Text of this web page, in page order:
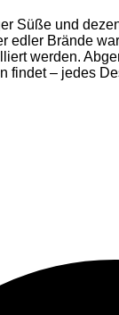
Süße und
Brände
werden.
– jedes